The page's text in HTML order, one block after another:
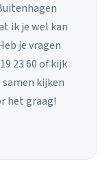
ik je wel kan
je vragen
23 60 of kijk
kijken
het graag!